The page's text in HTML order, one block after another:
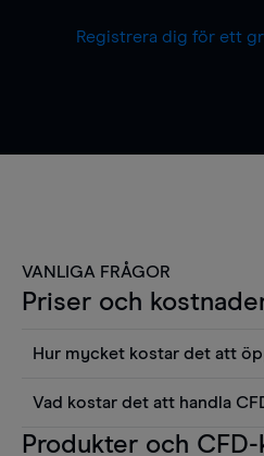
Registrera dig för ett
VANLIGA FRÅGOR
Priser och
Hur mycket kostar det att
använda sådana verktyg som
Vad kostar det att handla
Det är en rad kostnader att
Produkter och